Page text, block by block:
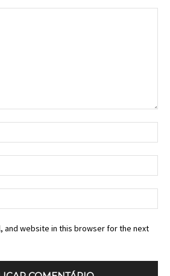
and website in this browser for the next